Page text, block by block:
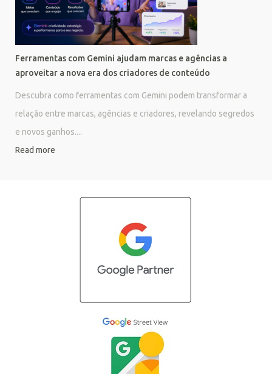
Ferramentas com Gemini ajudam marcas e agências a
aproveitar a nova era dos criadores de conteúdo
Descubra como ferramentas com Gemini podem transformar a
relação entre marcas, agências e criadores, revelando segredos
e novos ganhos....
Read more